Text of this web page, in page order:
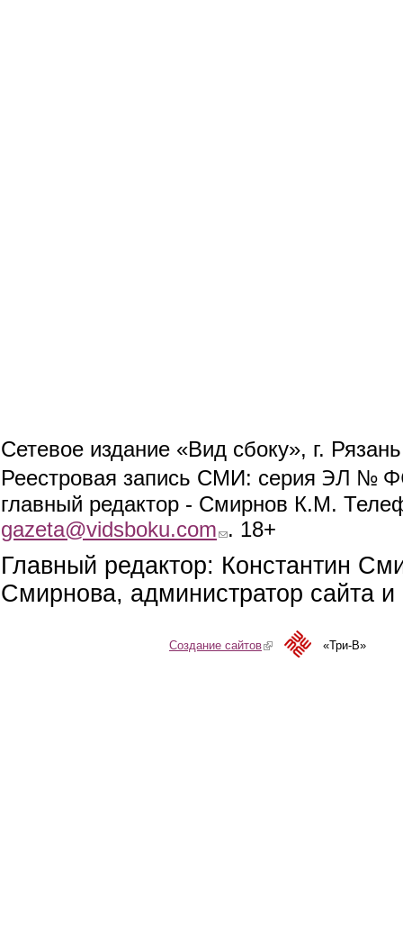
Сетевое издание «Вид сбоку», г.
Реестровая запись СМИ: серия ЭЛ №
главный редактор - Смирнов К.М.
gazeta@vidsboku.com (link sends e-mail)
. 18+
Главный редактор: Константин
Смирнова, администратор сайта
Создание сайтов(link is external)«Три-В»